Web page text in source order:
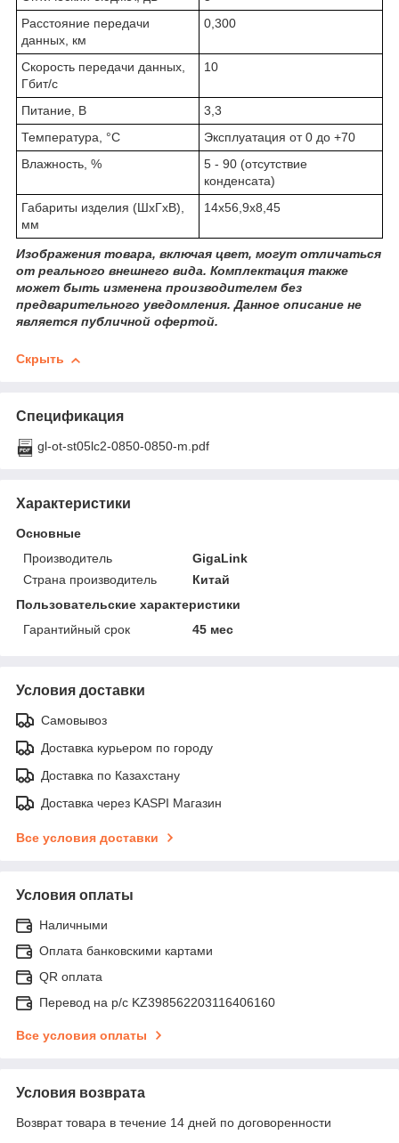
Расстояние передачи
данных, км
0,300
Скорость передачи данных,
Гбит/с
10
Питание, В
3,3
Температура, °C
Эксплуатация от 0 до +70
Влажность, %
5 - 90 (отсутствие
конденсата)
Габариты изделия (ШхГхВ),
мм
14x56,9x8,45
Изображения товара, включая цвет, могут отличаться
от реального внешнего вида. Комплектация также
может быть изменена производителем без
предварительного уведомления. Данное описание не
является публичной офертой.
Скрыть
Спецификация
gl-ot-st05lc2-0850-0850-m.pdf
Характеристики
Основные
Производитель
GigaLink
Страна производитель
Китай
Пользовательские характеристики
Гарантийный срок
45 мес
Условия доставки
Самовывоз
Доставка курьером по городу
Доставка по Казахстану
Доставка через KASPI Магазин
Все условия доставки
Условия оплаты
Наличными
Оплата банковскими картами
QR оплата
Перевод на р/с KZ398562203116406160
Все условия оплаты
Условия возврата
Возврат товара в течение 14 дней по договоренности